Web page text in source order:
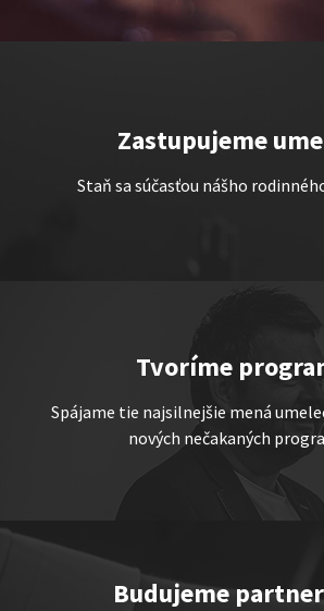
TEMNÉ
Show program
„Triple M” alebo
TRIO”
Zastupujeme
Staň sa súčasťou nášho
Tvoríme
Spájame tie najsilnejšie mená
nových nečakaných
Budujeme